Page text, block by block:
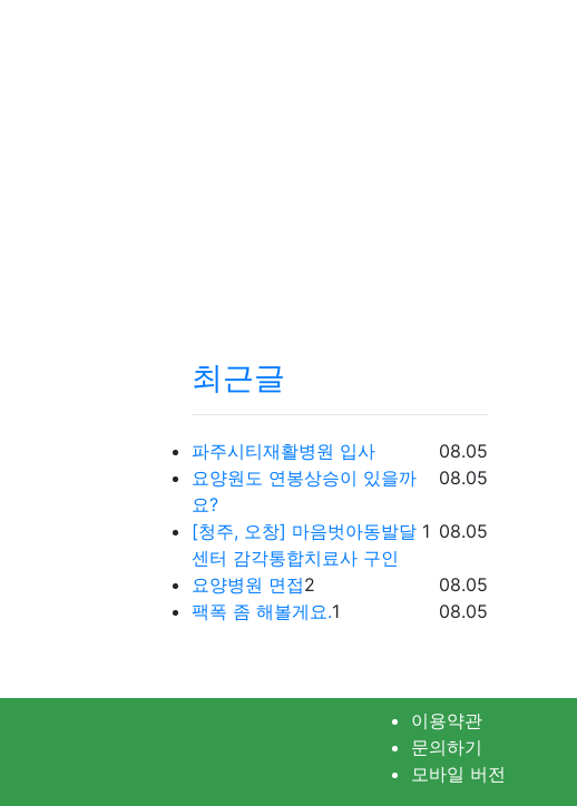
최근글
등록일
08.05
파주시티재활병원 입사
등록일
08.05
요양원도 연봉상승이 있을까
요?
등록일
08.05
[청주, 오창] 마음벗아동발달
센터 감각통합치료사 구인
댓글
1
등록일
08.05
요양병원 면접댓글
2
등록일
08.05
팩폭 좀 해볼게요.댓글
1
이용약관
문의하기
모바일 버전